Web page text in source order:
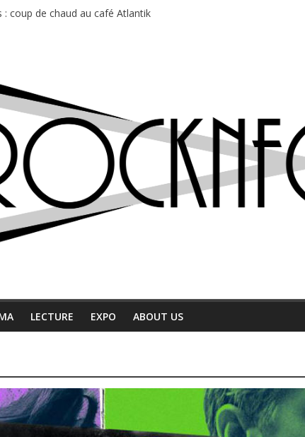
: coup de chaud au café Atlantik
de pop du Professeur Puth
LECTURE EXPO ABOUT US